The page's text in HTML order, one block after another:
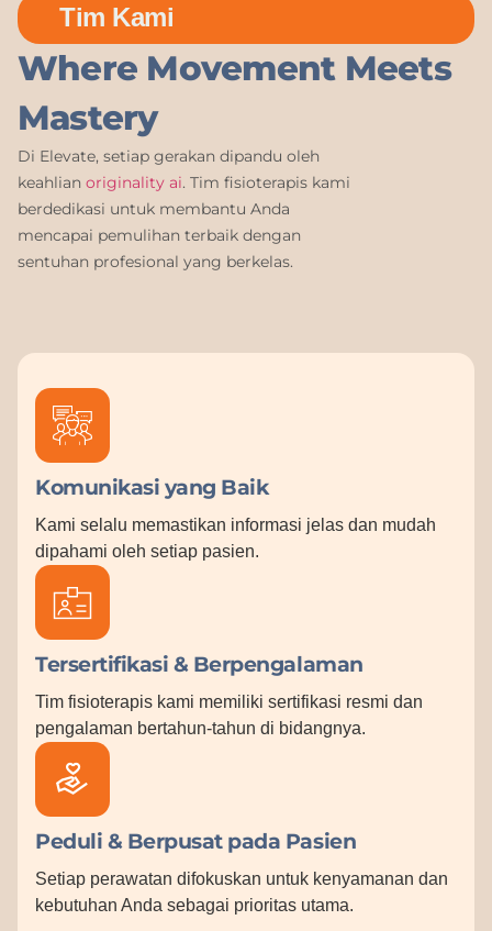
Tim Kami
Where Movement Meets
Mastery
Di Elevate, setiap gerakan dipandu oleh
keahlian originality ai. Tim fisioterapis kami
berdedikasi untuk membantu Anda
mencapai pemulihan terbaik dengan
sentuhan profesional yang berkelas.
Komunikasi yang Baik
Kami selalu memastikan informasi jelas dan mudah
dipahami oleh setiap pasien.
Tersertifikasi & Berpengalaman
Tim fisioterapis kami memiliki sertifikasi resmi dan
pengalaman bertahun-tahun di bidangnya.
Peduli & Berpusat pada Pasien
Setiap perawatan difokuskan untuk kenyamanan dan
kebutuhan Anda sebagai prioritas utama.